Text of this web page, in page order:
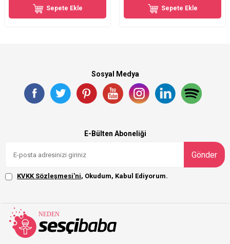
Sepete Ekle Sepete Ekle
Sosyal Medya
E-Bülten Aboneliği
Gönder
KVKK Sözleşmesi'ni, Okudum, Kabul Ediyorum.